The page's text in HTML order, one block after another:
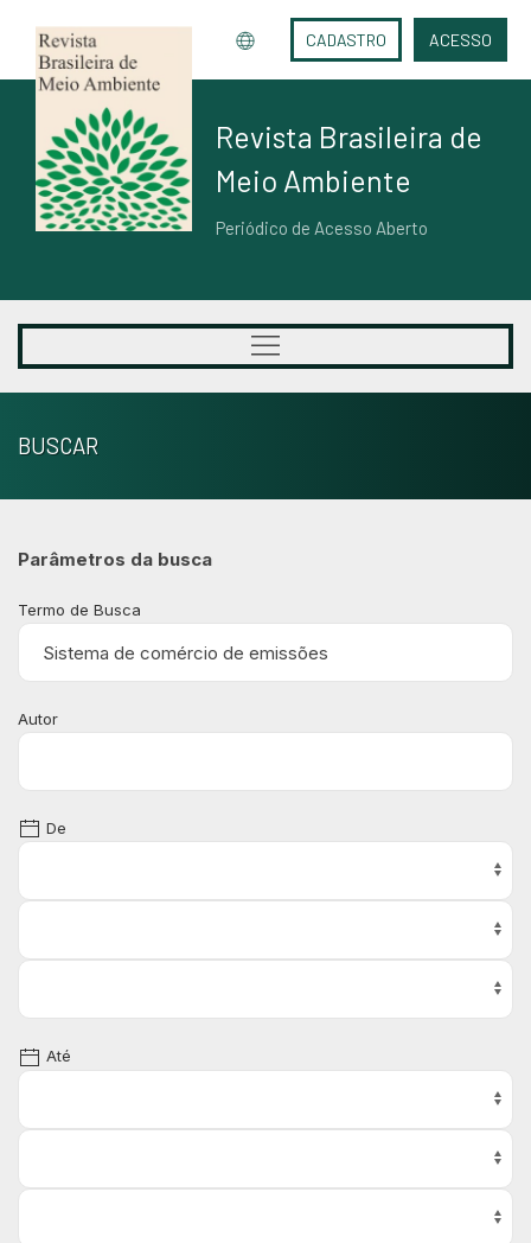
CADASTRO ACESSO
Revista Brasileira de
Meio Ambiente
Periódico de Acesso Aberto
BUSCAR
Parâmetros da busca
Termo de Busca
Autor
De
Até